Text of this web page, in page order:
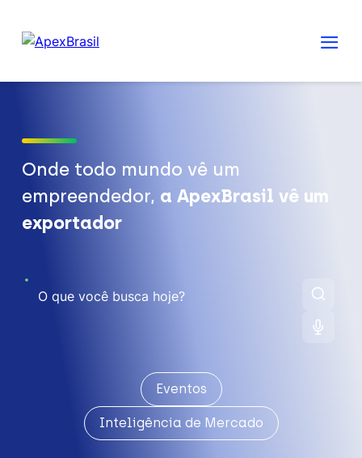
Onde todo mundo vê um
empreendedor, a ApexBrasil vê um
exportador
Eventos
Inteligência de Mercado